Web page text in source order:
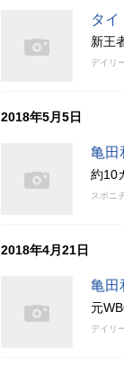
タイ
新王
デイリ
2018年5月5日
亀田
約10
スポニ
2018年4月21日
亀田
元
デイリ